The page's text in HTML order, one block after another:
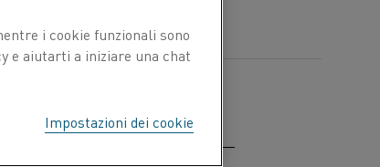
a 20 °C
i cookie funzionali sono
e aiutarti a iniziare una chat
Impostazioni dei cookie